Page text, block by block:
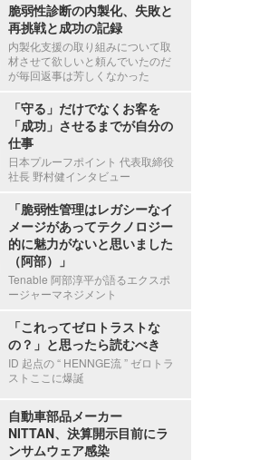
脆弱性診断の内製化、失敗と
再挑戦と成功の記録
内製化支援の取り組みについて取
材させて欲しいと頼んでいたのだ
が毎回返事は芳しくなかった
「守る」だけでなくお客を
「成功」させるまでが自分の
仕事
日本プルーフポイント 代表取締役
社長 野村健インタビュー
「脆弱性管理はレガシーなイ
メージがあってテクノロジー
的に魅力がないと思いました
（阿部）」
Tenable 阿部淳平が語るエクスポ
ージャーマネジメント
「これってゼロトラストな
の？」と思ったら読むべき
ID 起点の “ HENNGE流 ” ゼロトラ
ストここに爆誕
自動車部品メーカー
NITTAN、決算開示目前にラ
ンサムウェア感染